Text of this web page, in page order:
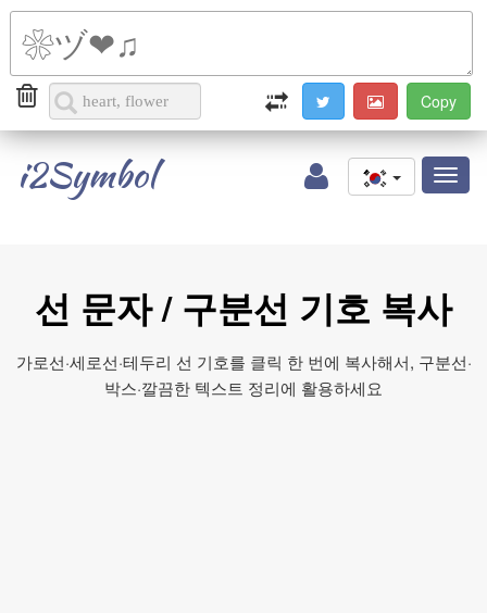
i2Symbol
선 문자 / 구분선 기호 복사
가로선·세로선·테두리 선 기호를 클릭 한 번에 복사해서, 구분선·
박스·깔끔한 텍스트 정리에 활용하세요